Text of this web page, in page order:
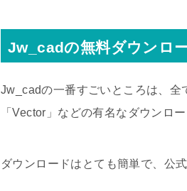
Jw_cadの無料ダウンロ
Jw_cadの一番すごいところは、全
「Vector」などの有名なダウンロ
ダウンロードはとても簡単で、公